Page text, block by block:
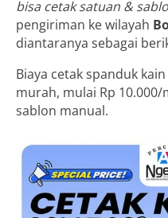
bisa cetak satuan &
pengiriman ke wilayah
diantaranya sebagai
Biaya cetak spanduk
murah, mulai Rp
sablon manual.